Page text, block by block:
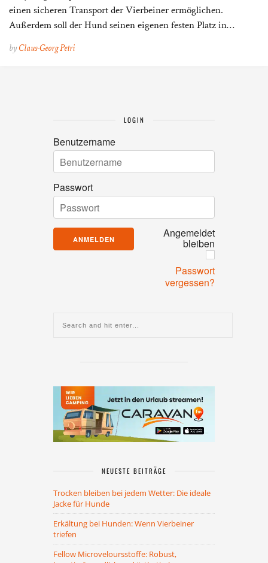
einen sicheren Transport der Vierbeiner ermöglichen.
Außerdem soll der Hund seinen eigenen festen Platz in…
byClaus-Georg Petri
LOGIN
Benutzername
Passwort
Angemeldet
bleiben
Passwort
vergessen?
NEUESTE BEITRÄGE
Trocken bleiben bei jedem Wetter: Die ideale
Jacke für Hunde
Erkältung bei Hunden: Wenn Vierbeiner
triefen
Fellow Microveloursstoffe: Robust,